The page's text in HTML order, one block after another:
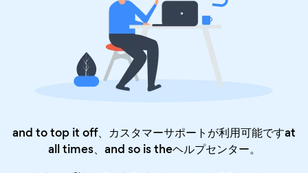
and to top it off、カスタマーサポートが利用可能ですat
all times、and so is theヘルプセンター。